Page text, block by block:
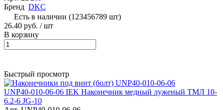
Бренд DKC
Есть в наличии (123456789 шт)
26.40 руб. / шт
В корзину
Быстрый просмотр
UNP40-010-06-06 IEK Наконечник медный луженый ТМЛ 10-
6.2-6 JG-10